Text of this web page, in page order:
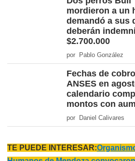
mordieron a un
demandó a sus
deberán
$2.700.000
por Pablo González
Fechas de
ANSES en
calendario
montos con
por Daniel Calivares
TE PUEDE INTERESAR: